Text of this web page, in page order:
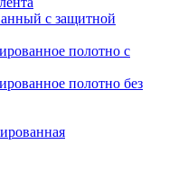
с защитной
полотно с
полотно без